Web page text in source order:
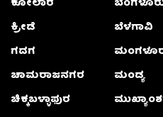
ಕೋಲಾರ
ಕ್ರೀಡೆ
ಗದಗ
ಚಾಮರಾಜನಗರ
ಚಿಕ್ಕಬಳ್ಳಾಫುರ
ಬೆಳಗಾವಿ
ಮಂಡ್ಯ